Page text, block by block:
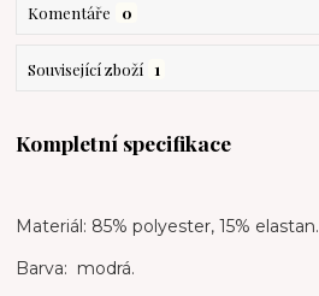
Komentáře 0
Související zboží 1
Kompletní specifikace
Materiál: 85% polyester, 15% elastan.
Barva: modrá.